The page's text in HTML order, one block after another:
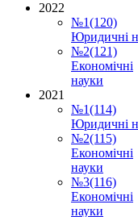
2022
№1(120)
Юридичні
№2(121)
Економічні
науки
2021
№1(114)
Юридичні
№2(115)
Економічні
науки
№3(116)
Економічні
науки